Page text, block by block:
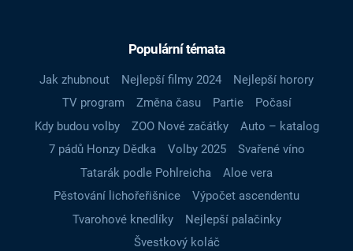
Populární témata
Jak zhubnout Nejlepší filmy 2024
Nejlepší horory
TV program
Změna času Partie
Počasí
Kdy budou volby
ZOO Nové začátky
Auto – katalog
7 pádů Honzy Dědka
Volby 2025
Svařené víno
Tatarák podle Pohlreicha
Aloe vera
Pěstování lichořeřišnice
Výpočet ascendentu
Tvarohové knedlíky
Nejlepší palačinky
Švestkový koláč